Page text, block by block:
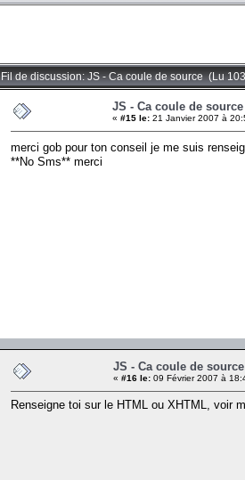
Fil de discussion: JS - Ca coule de source (Lu
JS - Ca coule de source
« #15 le: 21 Janvier 2007 à
merci gob pour ton conseil je me suis
**No Sms** merci
JS - Ca coule de source
« #16 le: 09 Février 2007 à
Renseigne toi sur le HTML ou XHTML, voir